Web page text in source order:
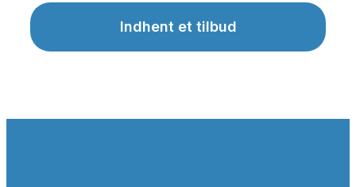
Indhent et tilbud